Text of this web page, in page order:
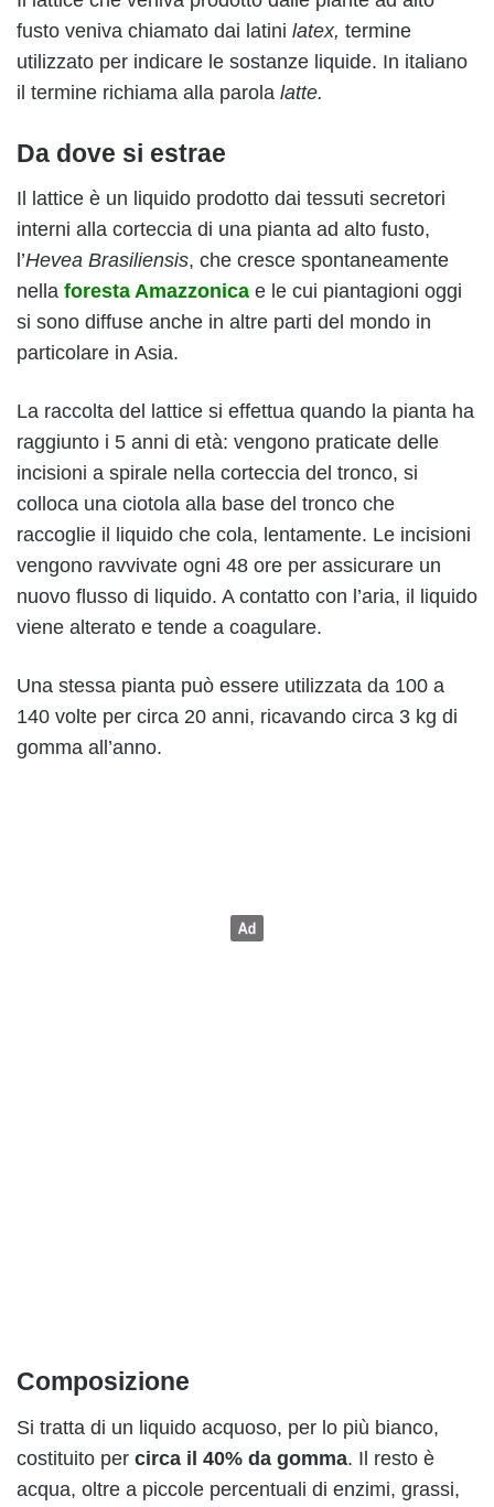
fusto veniva chiamato dai latini latex, termine
utilizzato per indicare le sostanze liquide. In italiano
il termine richiama alla parola latte.
Da dove si estrae
Il lattice è un liquido prodotto dai tessuti secretori
interni alla corteccia di una pianta ad alto fusto,
l’Hevea Brasiliensis, che cresce spontaneamente
nella foresta Amazzonica e le cui piantagioni oggi
si sono diffuse anche in altre parti del mondo in
particolare in Asia.
La raccolta del lattice si effettua quando la pianta ha
raggiunto i 5 anni di età: vengono praticate delle
incisioni a spirale nella corteccia del tronco, si
colloca una ciotola alla base del tronco che
raccoglie il liquido che cola, lentamente. Le incisioni
vengono ravvivate ogni 48 ore per assicurare un
nuovo flusso di liquido. A contatto con l’aria, il liquido
viene alterato e tende a coagulare.
Una stessa pianta può essere utilizzata da 100 a
140 volte per circa 20 anni, ricavando circa 3 kg di
gomma all’anno.
Composizione
Si tratta di un liquido acquoso, per lo più bianco,
costituito per circa il 40% da gomma. Il resto è
acqua, oltre a piccole percentuali di enzimi, grassi,